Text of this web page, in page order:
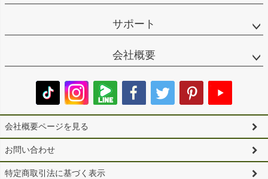
サポート
会社概要
会社概要ページを見る
お問い合わせ
特定商取引法に基づく表示